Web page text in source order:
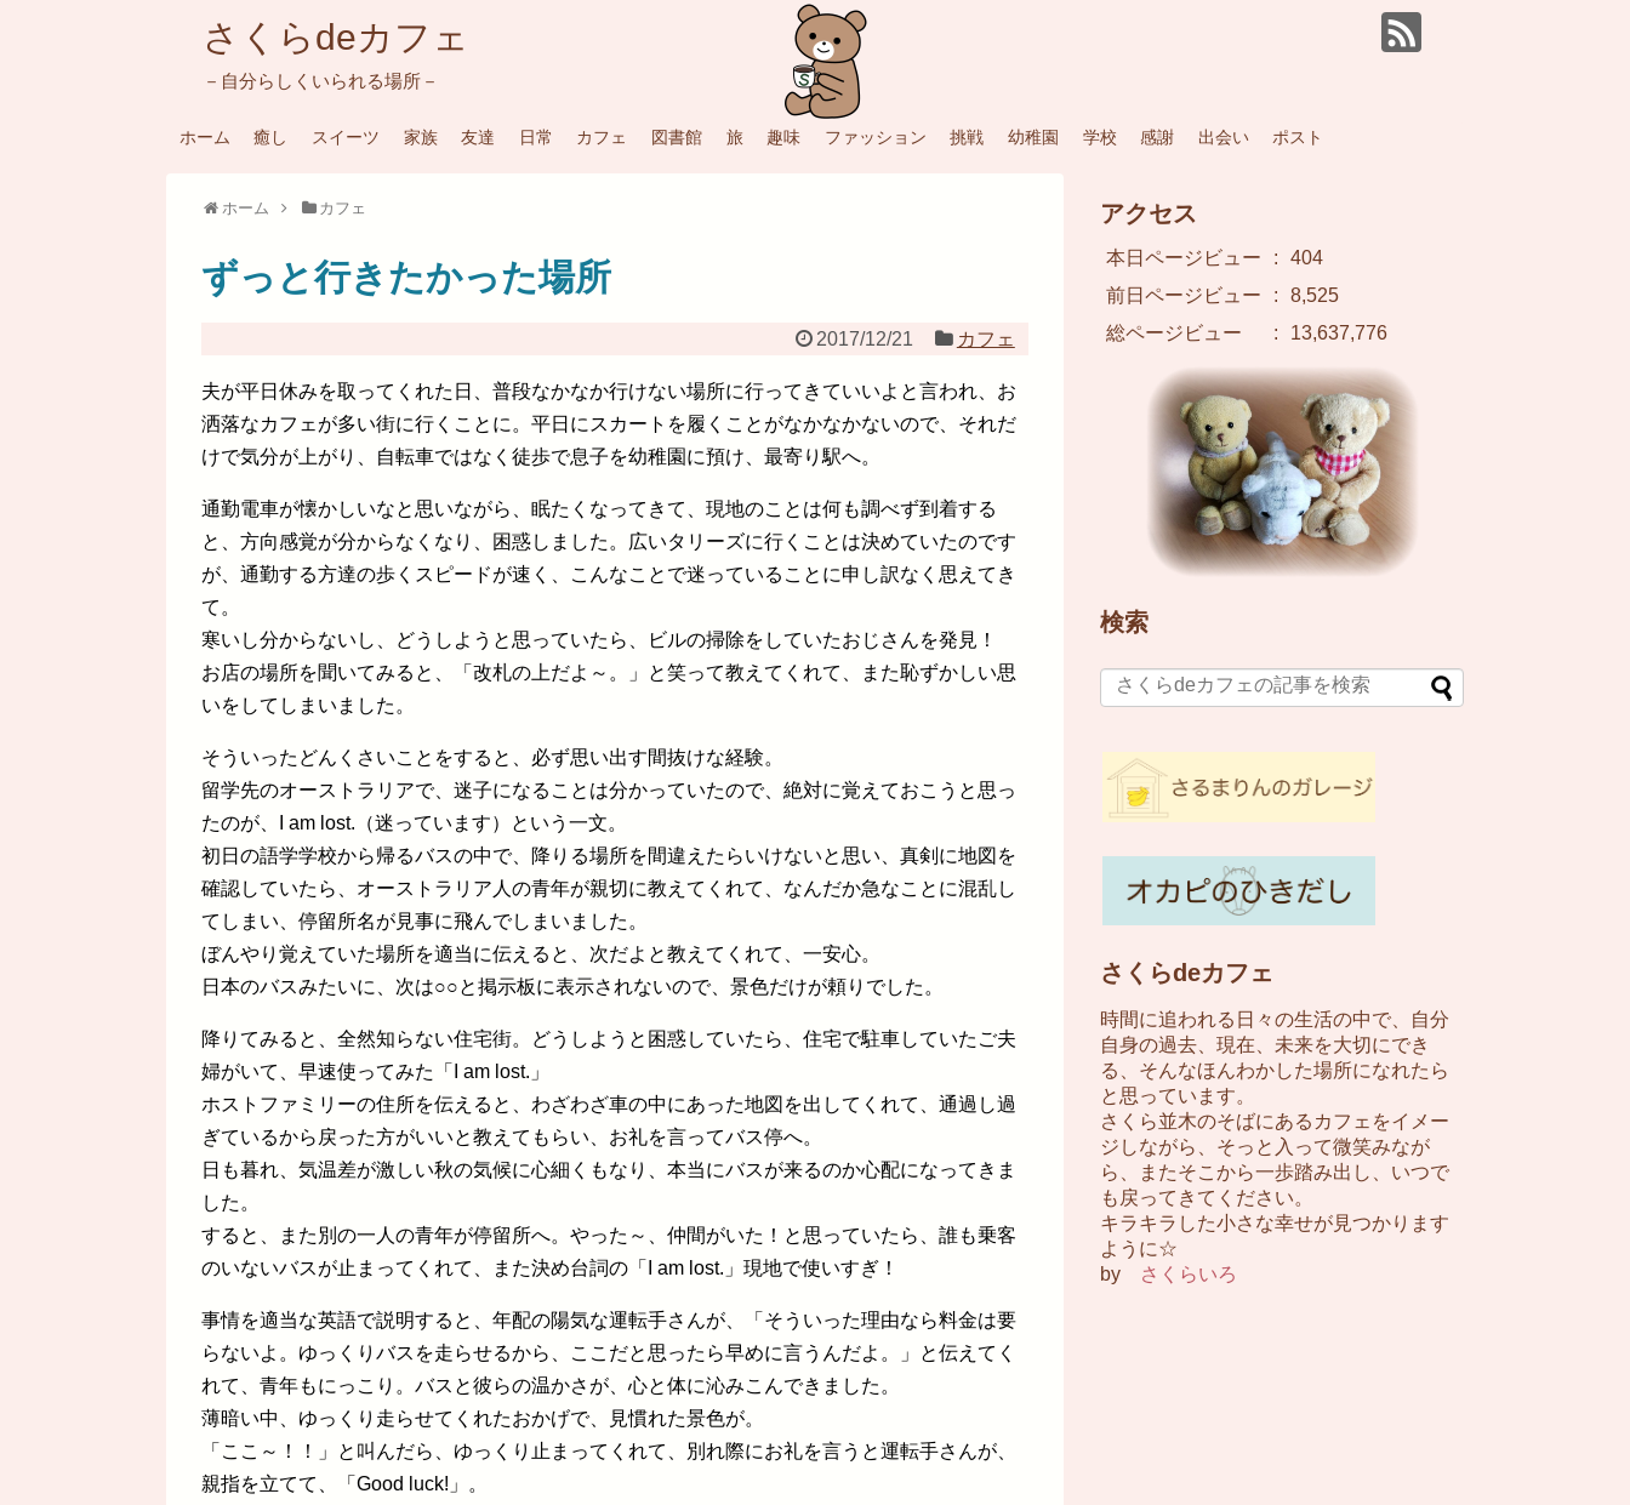
さくらdeカフェ
－自分らしくいられる場所－
ホーム 癒し スイーツ 家族 友達 日常 カフェ 図書館 旅 趣味 ファッション 挑戦 幼稚園 学校 感謝 出会い ポスト
ホーム カフェ
ずっと行きたかった場所
2017/12/21 カフェ
夫が平日休みを取ってくれた日、普段なかなか行けない場所に行ってきていいよと言われ、お
洒落なカフェが多い街に行くことに。平日にスカートを履くことがなかなかないので、それだ
けで気分が上がり、自転車ではなく徒歩で息子を幼稚園に預け、最寄り駅へ。
通勤電車が懐かしいなと思いながら、眠たくなってきて、現地のことは何も調べず到着する
と、方向感覚が分からなくなり、困惑しました。広いタリーズに行くことは決めていたのです
が、通勤する方達の歩くスピードが速く、こんなことで迷っていることに申し訳なく思えてき
て。
寒いし分からないし、どうしようと思っていたら、ビルの掃除をしていたおじさんを発見！
お店の場所を聞いてみると、「改札の上だよ～。」と笑って教えてくれて、また恥ずかしい思
いをしてしまいました。
そういったどんくさいことをすると、必ず思い出す間抜けな経験。
留学先のオーストラリアで、迷子になることは分かっていたので、絶対に覚えておこうと思っ
たのが、I am lost.（迷っています）という一文。
初日の語学学校から帰るバスの中で、降りる場所を間違えたらいけないと思い、真剣に地図を
確認していたら、オーストラリア人の青年が親切に教えてくれて、なんだか急なことに混乱し
てしまい、停留所名が見事に飛んでしまいました。
ぼんやり覚えていた場所を適当に伝えると、次だよと教えてくれて、一安心。
日本のバスみたいに、次は○○と掲示板に表示されないので、景色だけが頼りでした。
降りてみると、全然知らない住宅街。どうしようと困惑していたら、住宅で駐車していたご夫
婦がいて、早速使ってみた「I am lost.」
ホストファミリーの住所を伝えると、わざわざ車の中にあった地図を出してくれて、通過し過
ぎているから戻った方がいいと教えてもらい、お礼を言ってバス停へ。
日も暮れ、気温差が激しい秋の気候に心細くもなり、本当にバスが来るのか心配になってきま
した。
すると、また別の一人の青年が停留所へ。やった～、仲間がいた！と思っていたら、誰も乗客
のいないバスが止まってくれて、また決め台詞の「I am lost.」現地で使いすぎ！
事情を適当な英語で説明すると、年配の陽気な運転手さんが、「そういった理由なら料金は要
らないよ。ゆっくりバスを走らせるから、ここだと思ったら早めに言うんだよ。」と伝えてく
れて、青年もにっこり。バスと彼らの温かさが、心と体に沁みこんできました。
薄暗い中、ゆっくり走らせてくれたおかげで、見慣れた景色が。
「ここ～！！」と叫んだら、ゆっくり止まってくれて、別れ際にお礼を言うと運転手さんが、
親指を立てて、「Good luck!」。
アクセス
本日ページビュー :
404
前日ページビュー
:
8,525
総ページビュー
: 13,637,776
検索
さくらdeカフェ
時間に追われる日々の生活の中で、自分
自身の過去、現在、未来を大切にでき
る、そんなほんわかした場所になれたら
と思っています。
さくら並木のそばにあるカフェをイメー
ジしながら、そっと入って微笑みなが
ら、またそこから一歩踏み出し、いつで
も戻ってきてください。
キラキラした小さな幸せが見つかります
ように☆
by
さくらいろ